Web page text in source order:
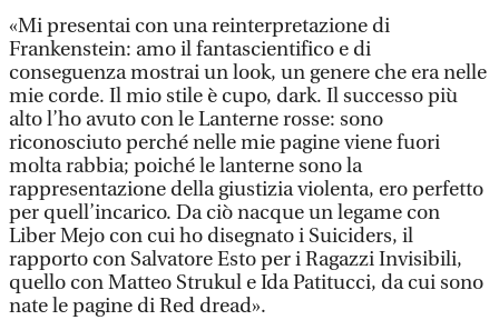
«Mi presentai con una reinterpretazione di
Frankenstein: amo il fantascientifico e di
conseguenza mostrai un look, un genere che era nelle
mie corde. Il mio stile è cupo, dark. Il successo più
alto l’ho avuto con le Lanterne rosse: sono
riconosciuto perché nelle mie pagine viene fuori
molta rabbia; poiché le lanterne sono la
rappresentazione della giustizia violenta, ero perfetto
per quell’incarico. Da ciò nacque un legame con
Liber Mejo con cui ho disegnato i Suiciders, il
rapporto con Salvatore Esto per i Ragazzi Invisibili,
quello con Matteo Strukul e Ida Patitucci, da cui sono
nate le pagine di Red dread».